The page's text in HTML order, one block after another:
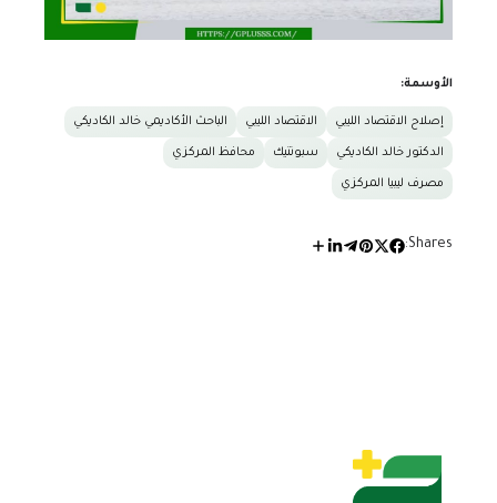
الأوسمة:
إصلاح الاقتصاد الليبي الاقتصاد الليبي الباحث الأكاديمي خالد الكاديكي
الدكتور خالد الكاديكي سبوتنيك محافظ المركزي
مصرف ليبيا المركزي
Shares: